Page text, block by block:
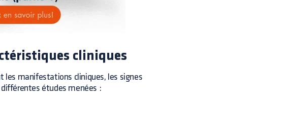
cliniques
les manifestations cliniques, les signes
études menées :